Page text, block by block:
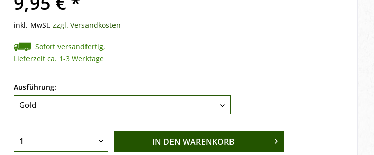
inkl. MwSt. zzgl. Versandkosten
Sofort versandfertig,
Lieferzeit ca. 1-3 Werktage
Ausführung:
IN DEN WARENKORB